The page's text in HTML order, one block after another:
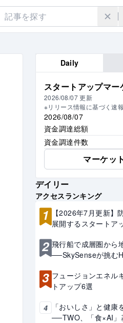
Daily
スタートアップマー
2026/08/07 更新
※リリース情報に基づく速
2026/08/07
資金調達総額
資金調達件数
マーケッ
デイリー
アクセスランキング
1
【2026年7月更新】
展開するスタートア
2 飛行船で成層圏から
──SkySenseが挑む
3 フュージョンエネル
トアップ6選
4
「おいしさ」と健
──TWO、「食×AI」